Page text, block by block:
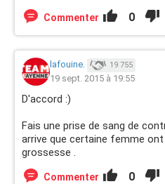
Commenter 0
lafouine. 19 755
19 sept. 2015 à 19:55
D'accord :)
Fais une prise de sang de
arrive que certaine femme
grossesse .
Commenter 0